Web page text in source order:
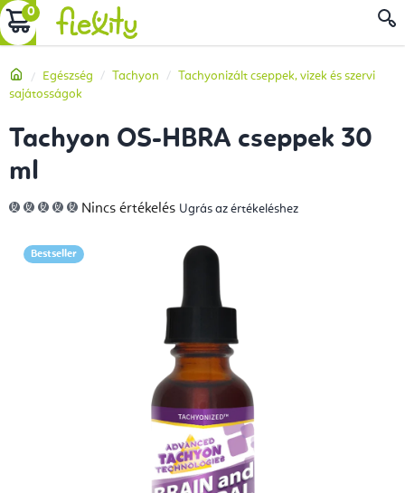
Ugrás
a
tartalomhoz
KOSÁR
Kezdőlap
Egészség Tachyon
Tachyonizált cseppek, vizek és szervi
sajátosságok
Tachyon OS-HBRA cseppek 30
ml
A
termék
5-
ből
Nincs értékelés Ugrás az értékeléshez
Bestseller